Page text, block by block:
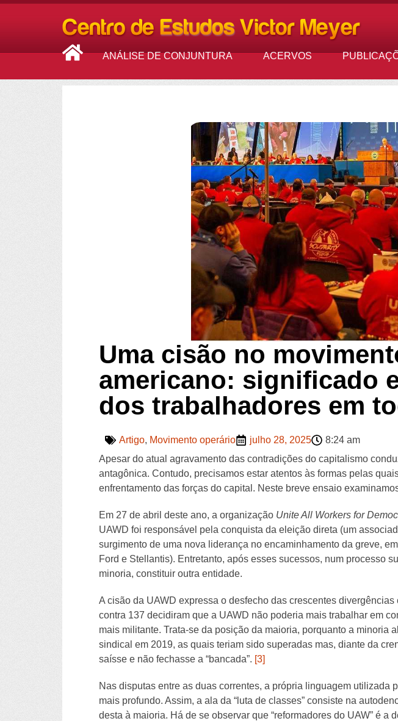
ANÁLISE DE CONJUNTURA ACERVOS
Uma cisão no
americano: significado
dos trabalhadores em
Artigo, Movimento operário julho 28, 2025
8:24 am
Apesar do atual agravamento das contradições do capitalismo
antagônica. Contudo, precisamos estar atentos às formas pelas
enfrentamento das forças do capital. Neste breve ensaio
Em 27 de abril deste ano, a organização Unite All Workers for
UAWD foi responsável pela conquista da eleição direta (um
surgimento de uma nova liderança no encaminhamento da greve,
Ford e Stellantis). Entretanto, após esses sucessos, num processo
minoria, constituir outra entidade.
A cisão da UAWD expressa o desfecho das crescentes
contra 137 decidiram que a UAWD não poderia mais trabalhar em
mais militante. Trata-se da posição da maioria, porquanto a
sindical em 2019, as quais teriam sido superadas mas, diante da
saísse e não fechasse a “bancada”. [3]
Nas disputas entre as duas correntes, a própria linguagem
mais profundo. Assim, a ala da “luta de classes” consiste na
desta à maioria. Há de se observar que “reformadores do UAW” é